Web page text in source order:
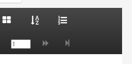
AUTORE
20 RISULTATI